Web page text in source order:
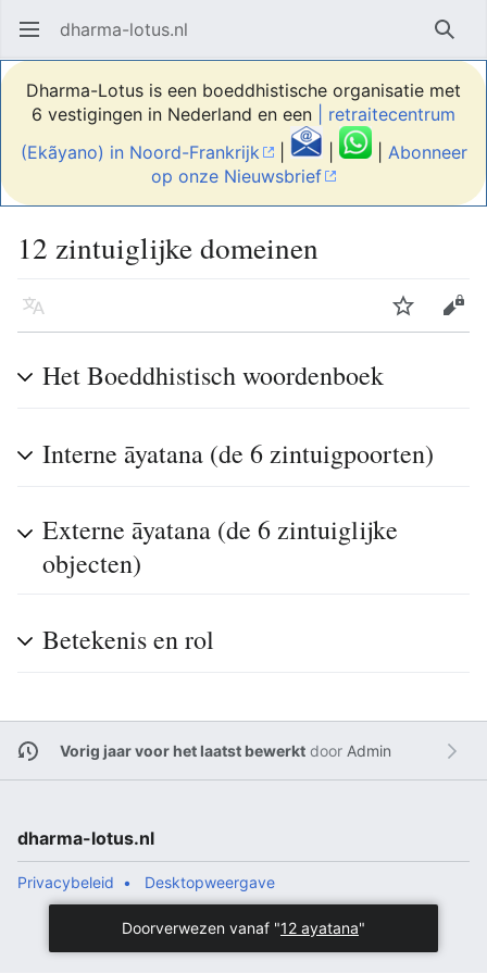
Hoofdmenu openen dharma-lotus.nl
Dharma-Lotus is een boeddhistische organisatie met
6 vestigingen in Nederland en een
| retraitecentrum
(Ekãyano) in Noord-Frankrijk
| | Abonneer
op onze Nieuwsbrief
12 zintuiglijke domeinen
Taal Volgen Bewerken
Het Boeddhistisch woordenboek
Interne āyatana (de 6 zintuigpoorten)
Externe āyatana (de 6 zintuiglijke
objecten)
Betekenis en rol
Vorig jaar voor het laatst bewerktdoor Admin
dharma-lotus.nl
Privacybeleid Desktopweergave
Doorverwezen vanaf "12 ayatana"